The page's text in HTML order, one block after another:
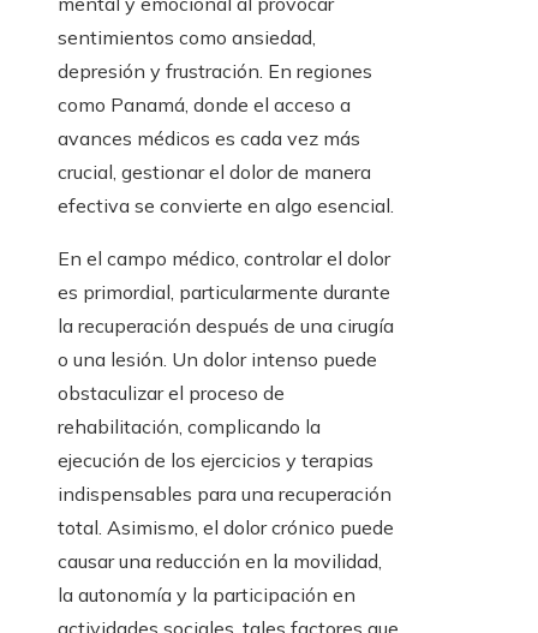
sentimientos como ansiedad,
depresión y frustración. En regiones
como Panamá, donde el acceso a
avances médicos es cada vez más
crucial, gestionar el dolor de manera
efectiva se convierte en algo esencial.
En el campo médico, controlar el dolor
es primordial, particularmente durante
la recuperación después de una cirugía
o una lesión. Un dolor intenso puede
obstaculizar el proceso de
rehabilitación, complicando la
ejecución de los ejercicios y terapias
indispensables para una recuperación
total. Asimismo, el dolor crónico puede
causar una reducción en la movilidad,
la autonomía y la participación en